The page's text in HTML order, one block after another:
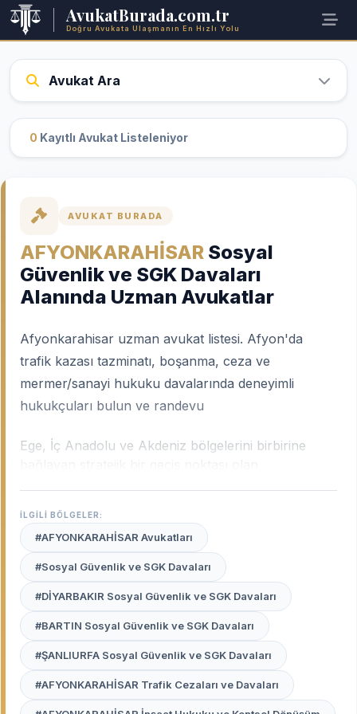
AvukatBurada.com.tr
Doğru Avukata Ulaşmanın En Hızlı Yolu
Avukat Ara
0 Kayıtlı Avukat Listeleniyor
AVUKAT BURADA
AFYONKARAHİSAR Sosyal
Güvenlik ve SGK Davaları
Alanında Uzman Avukatlar
Afyonkarahisar uzman avukat listesi. Afyon'da
trafik kazası tazminatı, boşanma, ceza ve
mermer/sanayi hukuku davalarında deneyimli
hukukçuları bulun ve randevu
Ege, İç Anadolu ve Akdeniz bölgelerini birbirine
önemli yapı taşlarından biridir. Şehrin bu çok yönlü
yapısı; ticari alacaklardan trafik kazası
tazminatlarına, mülkiyet uyuşmazlıklarından idari
davalara kadar geniş bir hukuki yelpazeyi
beraberinde getirir.Afyonkarahisar uzman
avukatları
, şehrin yerel ticari dinamiklerini ve adli
işleyişini en iyi analiz eden profesyonellerdir.
Avukat Burada
platformu, Afyonkarahisar
Adliyesi'nde davanızı titizlikle takip edecek, yerel
bilirkişi pratiklerine ve mahkeme içtihatlarına hakim
İLGİLİ BÖLGELER:
#AFYONKARAHİSAR Avukatları
#Sosyal Güvenlik ve SGK Davaları
#DİYARBAKIR Sosyal Güvenlik ve SGK Davaları
#BARTIN Sosyal Güvenlik ve SGK Davaları
#ŞANLIURFA Sosyal Güvenlik ve SGK Davaları
#AFYONKARAHİSAR Trafik Cezaları ve Davaları